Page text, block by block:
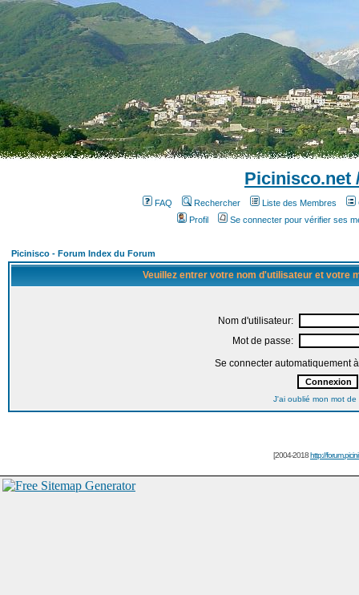
Picinisco.net
FAQ Rechercher Liste des Membres
Profil
Se connecter pour vérifier ses
Picinisco - Forum Index du Forum
Veuillez entrer votre nom d'utilisateur et votre
Nom d'utilisateur:
Mot de passe:
Se connecter automatiquement
J'ai oublié mon mot de
[2004-2018http://